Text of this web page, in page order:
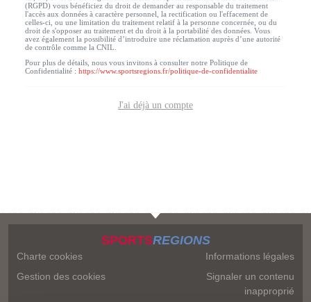
(RGPD) vous bénéficiez du droit de demander au responsable du traitement
l'accès aux données à caractère personnel, la rectification ou l'effacement de
celles-ci, ou une limitation du traitement relatif à la personne concernée, ou du
droit de s'opposer au traitement et du droit à la portabilité des données. Vous
avez également la possibilité d’introduire une réclamation auprès d’une autorité
de contrôle comme la CNIL.
Pour plus de détails, nous vous invitons à consulter notre Politique de
Confidentialité : https://www.sportsregions.fr/politique-de-confidentialite
J'ai déjà un compte
SPORTSREGIONS
Charte cookies
Gestion des cookies
Informations légales
Signaler un contenu
inapproprié